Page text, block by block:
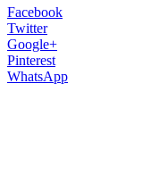
Facebook
Twitter
Google+
Pinterest
WhatsApp